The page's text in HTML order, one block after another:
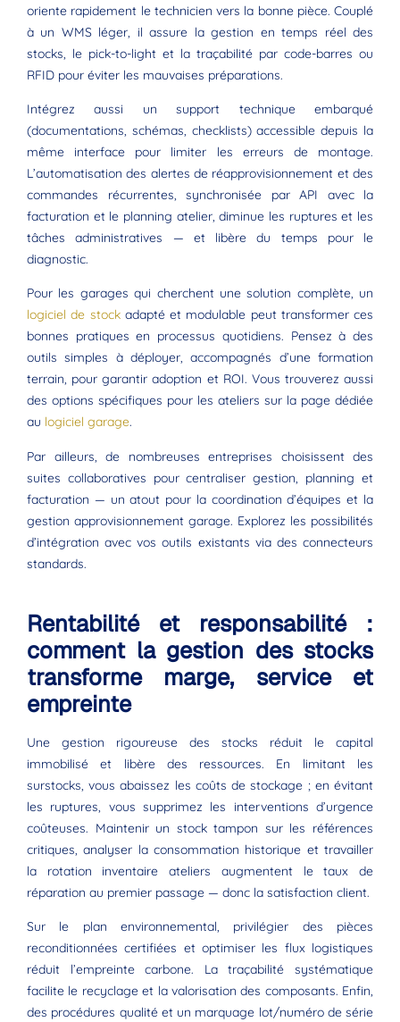
oriente rapidement le technicien vers la bonne pièce. Couplé
à un WMS léger, il assure la gestion en temps réel des
stocks, le pick-to-light et la traçabilité par code-barres ou
RFID pour éviter les mauvaises préparations.
Intégrez aussi un support technique embarqué
(documentations, schémas, checklists) accessible depuis la
même interface pour limiter les erreurs de montage.
L’automatisation des alertes de réapprovisionnement et des
commandes récurrentes, synchronisée par API avec la
facturation et le planning atelier, diminue les ruptures et les
tâches administratives — et libère du temps pour le
diagnostic.
Pour les garages qui cherchent une solution complète, un
logiciel de stockadapté et modulable peut transformer ces
bonnes pratiques en processus quotidiens. Pensez à des
outils simples à déployer, accompagnés d’une formation
terrain, pour garantir adoption et ROI. Vous trouverez aussi
des options spécifiques pour les ateliers sur la page dédiée
au logiciel garage.
Par ailleurs, de nombreuses entreprises choisissent des
suites collaboratives pour centraliser gestion, planning et
facturation — un atout pour la coordination d’équipes et la
gestion approvisionnement garage. Explorez les possibilités
d’intégration avec vos outils existants via des connecteurs
standards.
Rentabilité et responsabilité :
comment la gestion des stocks
transforme marge, service et
empreinte
Une gestion rigoureuse des stocks réduit le capital
immobilisé et libère des ressources. En limitant les
surstocks, vous abaissez les coûts de stockage ; en évitant
les ruptures, vous supprimez les interventions d’urgence
coûteuses. Maintenir un stock tampon sur les références
critiques, analyser la consommation historique et travailler
la rotation inventaire ateliers augmentent le taux de
réparation au premier passage — donc la satisfaction client.
Sur le plan environnemental, privilégier des pièces
reconditionnées certifiées et optimiser les flux logistiques
réduit l’empreinte carbone. La traçabilité systématique
facilite le recyclage et la valorisation des composants. Enfin,
des procédures qualité et un marquage lot/numéro de série